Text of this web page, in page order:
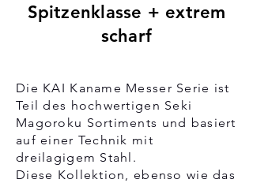
Spitzenklasse + extrem
scharf
Die KAI Kaname Messer Serie ist
Teil des hochwertigen Seki
Magoroku Sortiments und basiert
auf einer Technik mit
dreilagigem Stahl.
Diese Kollektion, ebenso wie das